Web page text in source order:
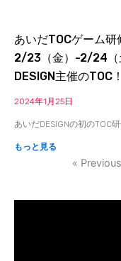
あいだTOCゲーム研
2/23（金）-2/24（
DESIGN主催のTOC！
2024年1月25日
あいだDESIGNの初のTOC研
もっと見る
« Previous